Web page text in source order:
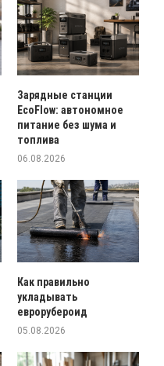
Зарядные станции
EcoFlow: автономное
питание без шума и
топлива
06.08.2026
Как правильно
укладывать
еврорубероид
05.08.2026